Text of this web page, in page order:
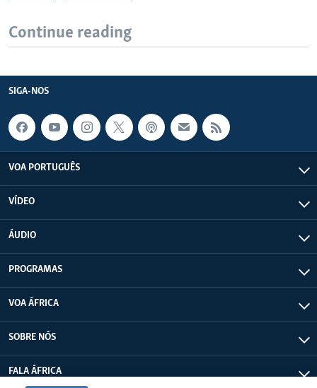
Continue reading
SIGA-NOS
VOA PORTUGUÊS
VÍDEO
ÁUDIO
PROGRAMAS
VOA ÁFRICA
SOBRE NÓS
FALA ÁFRICA